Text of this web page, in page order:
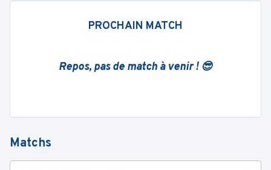
PROCHAIN MATCH
Repos, pas de match à venir ! 😎
Matchs